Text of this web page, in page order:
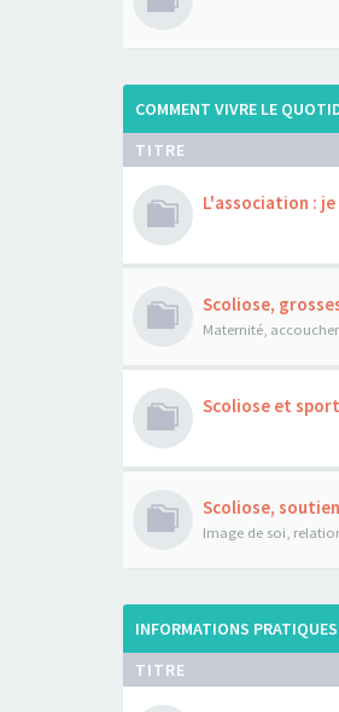
COMMENT VIVRE LE
TITRE
L'association :
Scoliose,
Maternité,
Scoliose et sport
Scoliose,
Image de soi,
INFORMATIONS PRATIQUES
TITRE